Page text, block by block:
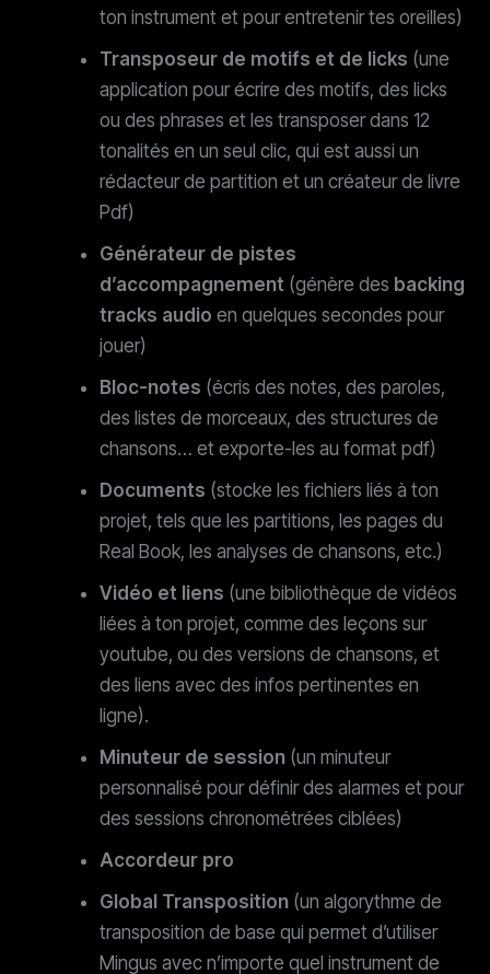
ton instrument et pour entretenir tes oreilles)
Transposeur de motifs et de licks (une
application pour écrire des motifs, des licks
ou des phrases et les transposer dans 12
tonalités en un seul clic, qui est aussi un
rédacteur de partition et un créateur de livre
Pdf)
Générateur de pistes
d’accompagnement (génère des backing
tracks audio en quelques secondes pour
jouer)
Bloc-notes (écris des notes, des paroles,
des listes de morceaux, des structures de
chansons… et exporte-les au format pdf)
Documents (stocke les fichiers liés à ton
projet, tels que les partitions, les pages du
Real Book, les analyses de chansons, etc.)
Vidéo et liens (une bibliothèque de vidéos
liées à ton projet, comme des leçons sur
youtube, ou des versions de chansons, et
des liens avec des infos pertinentes en
ligne).
Minuteur de session (un minuteur
personnalisé pour définir des alarmes et pour
des sessions chronométrées ciblées)
Accordeur pro
Global Transposition (un algorythme de
transposition de base qui permet d’utiliser
Mingus avec n’importe quel instrument de